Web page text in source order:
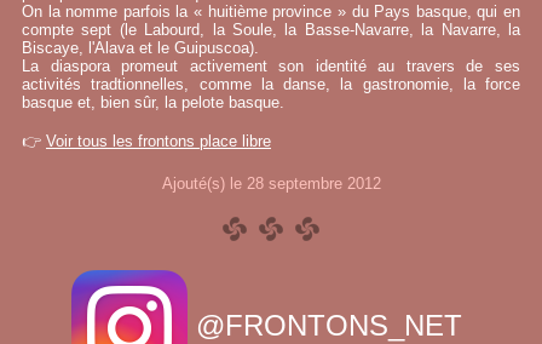
On la nomme parfois la « huitième province » du Pays basque, qui en
compte sept (le Labourd, la Soule, la Basse-Navarre, la Navarre, la
Biscaye, l'Alava et le Guipuscoa).
La diaspora promeut activement son identité au travers de ses
activités tradtionnelles, comme la danse, la gastronomie, la force
basque et, bien sûr, la pelote basque.
👉 Voir tous les frontons place libre
Ajouté(s) le 28 septembre 2012
@FRONTONS_NET